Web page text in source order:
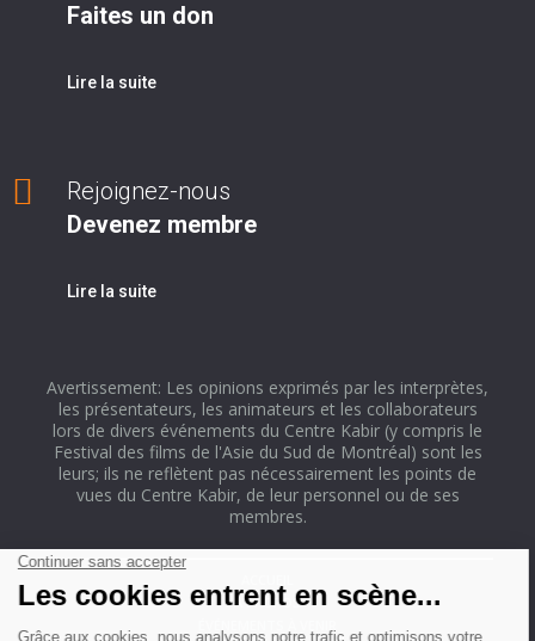
Faites un don
Lire la suite
Rejoignez-nous
Devenez membre
Lire la suite
Avertissement: Les opinions exprimés par les interprètes,
les présentateurs, les animateurs et les collaborateurs
lors de divers événements du Centre Kabir (y compris le
Festival des films de l'Asie du Sud de Montréal) sont les
leurs; ils ne reflètent pas nécessairement les points de
vues du Centre Kabir, de leur personnel ou de ses
membres.
À PROPOS